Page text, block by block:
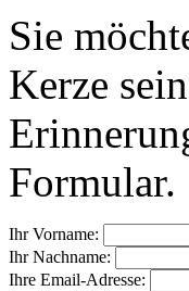
Sie
Kerze
Formular.
Ihr Vorname:
Ihr Nachname:
Ihre Email-Adresse: